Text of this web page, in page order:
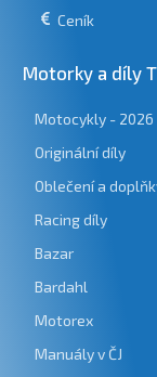
Ceník
Motorky a díly
Motocykly - 2026
Originální díly
Oblečení a
Racing díly
Bazar
Bardahl
Motorex
Manuály v ČJ